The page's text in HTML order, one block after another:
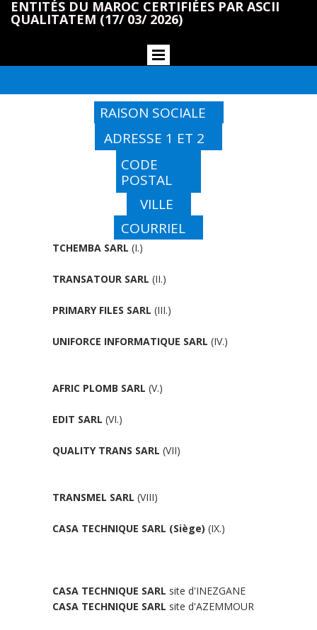
ENTITÉS DU MAROC CERTIFIÉES PAR ASCII
QUALITATEM (17/ 03/ 2026)
RAISON SOCIALE
ADRESSE 1 ET 2
CODE
POSTAL
VILLE
COURRIEL
TCHEMBA SARL (I.)
TRANSATOUR SARL (II.)
PRIMARY FILES SARL (III.)
UNIFORCE INFORMATIQUE SARL (IV.)
AFRIC PLOMB SARL (V.)
EDIT SARL (VI.)
QUALITY TRANS SARL (VII)
TRANSMEL SARL (VIII)
CASA TECHNIQUE SARL (Siège) (IX.)
CASA TECHNIQUE SARL site d'INEZGANE
CASA TECHNIQUE SARL site d'AZEMMOUR